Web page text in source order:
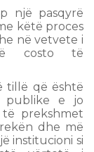
një pasqyrë
këtë proces
në vetvete i
costo të
tillë që është
publike e jo
prekshmet
dhe më
institucioni si